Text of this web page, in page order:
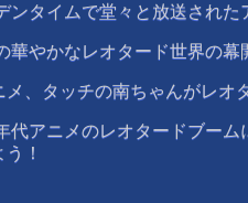
タイムで堂々と放送された
やかなレオタード世界の幕
、タッチの南ちゃんがレオ
アニメのレオタードブー
！